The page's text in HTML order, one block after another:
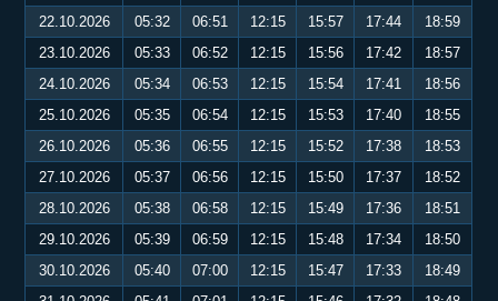
22.10.2026
05:32 06:51 12:15 15:57 17:44
18:59
23.10.2026
05:33 06:52 12:15 15:56 17:42
18:57
24.10.2026
05:34 06:53 12:15 15:54 17:41
18:56
25.10.2026
05:35 06:54 12:15 15:53 17:40
18:55
26.10.2026
05:36 06:55 12:15 15:52 17:38
18:53
27.10.2026
05:37 06:56 12:15 15:50 17:37
18:52
28.10.2026
05:38 06:58 12:15 15:49 17:36
18:51
29.10.2026
05:39 06:59 12:15 15:48 17:34
18:50
30.10.2026
05:40 07:00 12:15 15:47 17:33
18:49